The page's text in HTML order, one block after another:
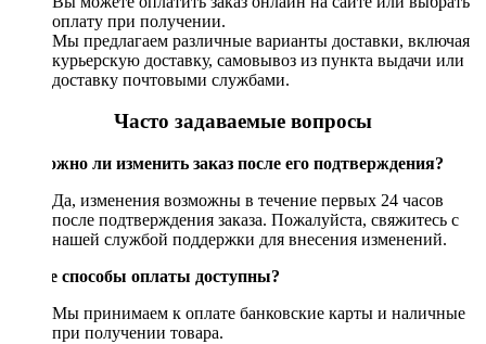
оплату при получении.
Мы предлагаем различные варианты доставки, включая
курьерскую доставку, самовывоз из пункта выдачи или
доставку почтовыми службами.
Часто задаваемые вопросы
Возможно ли изменить заказ после его подтверждения?
Да, изменения возможны в течение первых 24 часов
после подтверждения заказа. Пожалуйста, свяжитесь с
нашей службой поддержки для внесения изменений.
Какие способы оплаты доступны?
Мы принимаем к оплате банковские карты и наличные
при получении товара.